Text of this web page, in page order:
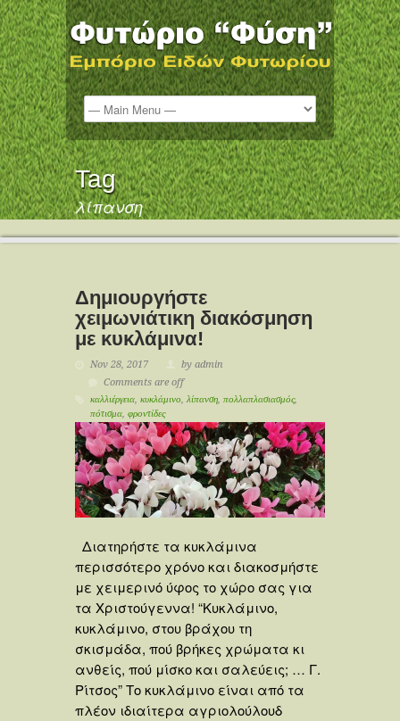
Tag
λίπανση
Δημιουργήστε
χειμωνιάτικη διακόσμηση
με κυκλάμινα!
Nov 28, 2017
by admin
Comments are off
καλλιέργεια, κυκλάμινο, λίπανση, πολλαπλασιασμός,
πότισμα, φροντίδες
Διατηρήστε τα κυκλάμινα
περισσότερο χρόνο και διακοσμήστε
με χειμερινό ύφος το χώρο σας για
τα Χριστούγεννα! “Κυκλάμινο,
κυκλάμινο, στου βράχου τη
σκισμάδα, πού βρήκες χρώματα κι
ανθείς, πού μίσκο και σαλεύεις; … Γ.
Ρίτσος” Το κυκλάμινο είναι από τα
πλέον ιδιαίτερα αγριολούλουδ